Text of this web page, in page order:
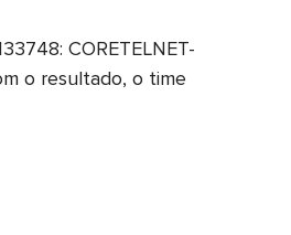
CORETELNET-
o resultado, o time